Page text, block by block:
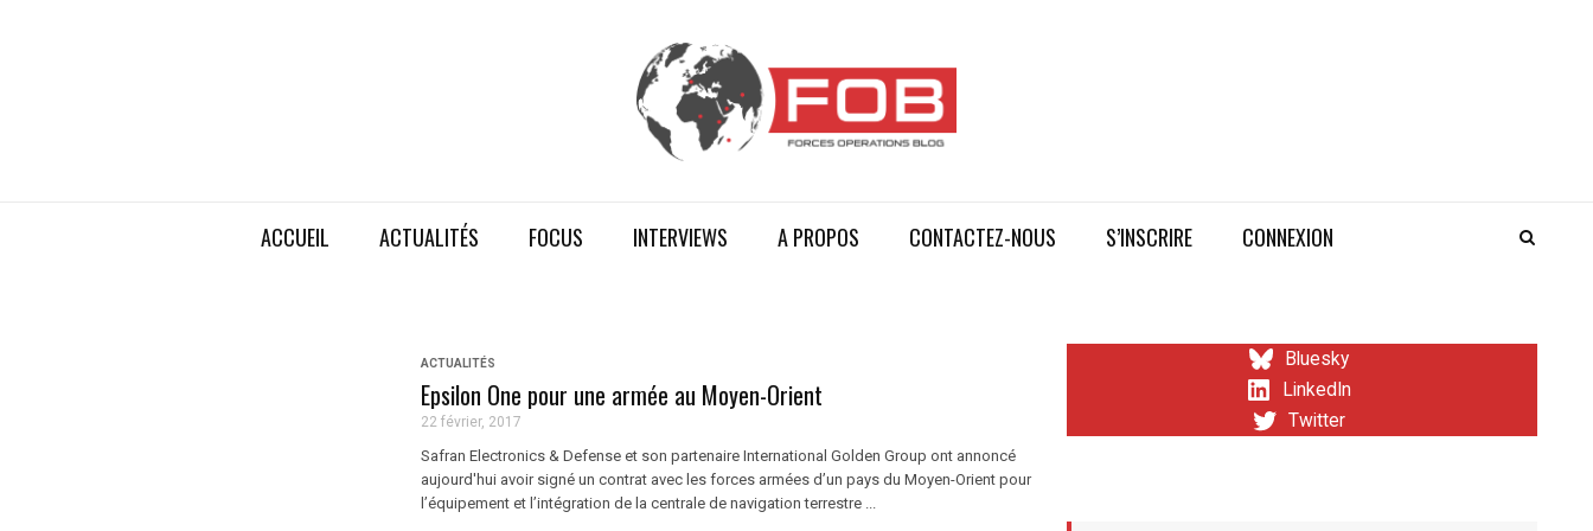
ACCUEIL ACTUALITÉS FOCUS INTERVIEWS A PROPOS CONTACTEZ-NOUS S’INSCRIRE CONNEXION
ACTUALITÉS
Epsilon One pour une armée au Moyen-Orient
22 février, 2017
Safran Electronics & Defense et son partenaire International Golden Group ont annoncé
aujourd'hui avoir signé un contrat avec les forces armées d’un pays du Moyen-Orient pour
l’équipement et l’intégration de la centrale de navigation terrestre ...
Bluesky
LinkedIn
Twitter